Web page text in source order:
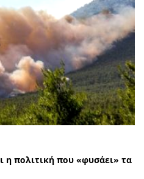
η πολιτική που «φυσάει» τα